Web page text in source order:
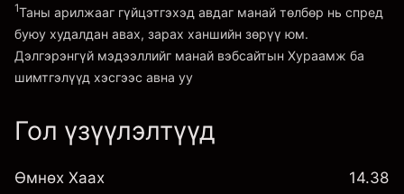
Платформ руу орох
Хураамж ба шимтгэлүүд
1Таны арилжааг гүйцэтгэхэд авдаг манай төлбөр нь спред
буюу худалдан авах, зарах ханшийн зөрүү юм.
Дэлгэрэнгүй мэдээллийг манай вэбсайтын Хураамж ба
шимтгэлүүд хэсгээс авна уу
Гол үзүүлэлтүүд
Өмнөх Хаах 14.38